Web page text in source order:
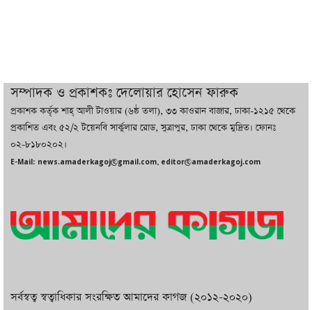
বাজারে কাঁচা মরিচে ‘আগুন’, ‘এত দাম তো
আগে দেখিনি’
সম্পাদক ও প্রকাশকঃ দেলোয়ার হোসেন ফারুক
প্রকাশক কর্তৃক শাহ্ আলী টাওয়ার (৬ষ্ঠ তলা), ৩৩ কাওরান বাজার, ঢাকা-১২১৫ থেকে
প্রকাশিত এবং ৫২/২ টয়েনবি সার্কুলার রোড, সুত্রাপুর, ঢাকা থেকে মুদ্রিত। ফোনঃ
০২-৮১৮০২০২।
E-Mail: news.amaderkagoj@gmail.com, editor@amaderkagoj.com
সর্বস্বত্ব স্বত্বাধিকার সংরক্ষিত আমাদের কাগজ (২০১২-২০২০)